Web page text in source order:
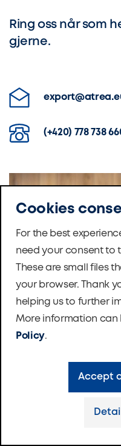
Ring oss når som
gjerne.
(+420) 778 738
Cookies
For the best
need your consent to
These are small files
your browser. Thank
helping us to further
More information can
Policy.
Accept